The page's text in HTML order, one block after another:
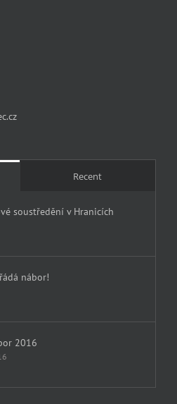
Recent
soustředění v Hranicích
nábor!
2016